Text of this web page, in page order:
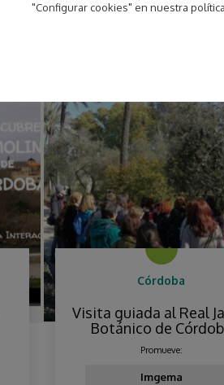
Córdoba
Visita guiada al Real
Botánico de
Promueve:
Imgema
"Configurar cookies" en nuestra